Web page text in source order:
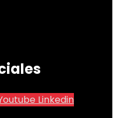
Linkedin